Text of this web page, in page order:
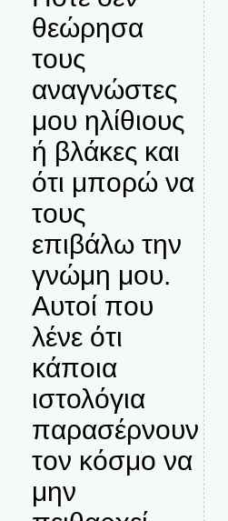
θεώρησα
τους
αναγνώστες
μου ηλίθιους
ή βλάκες και
ότι μπορώ να
τους
επιβάλω την
γνώμη μου.
Αυτοί που
λένε ότι
κάποια
ιστολόγια
παρασέρνουν
τον κόσμο να
μην